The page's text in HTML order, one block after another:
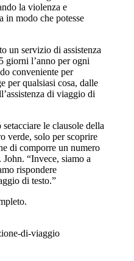
la violenza e
in modo che potesse
un servizio di assistenza
giorni l’anno per ogni
conveniente per
per qualsiasi cosa, dalle
di viaggio di
le clausole della
verde, solo per scoprire
di comporre un numero
“Invece, siamo a
rispondere
di testo.”
di-viaggio